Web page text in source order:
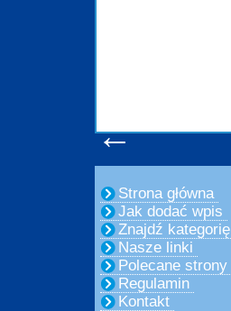
←
Strona główna
Jak dodać wpis
Znajdź kategorię
Nasze linki
Polecane strony
Regulamin
Kontakt